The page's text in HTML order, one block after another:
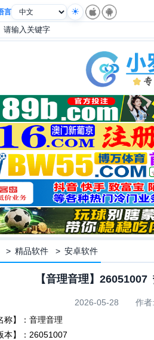
言
>精品软件 >安卓软件
【音理音理】
2026-05-28 作
称】：音理音理
本】：26051007